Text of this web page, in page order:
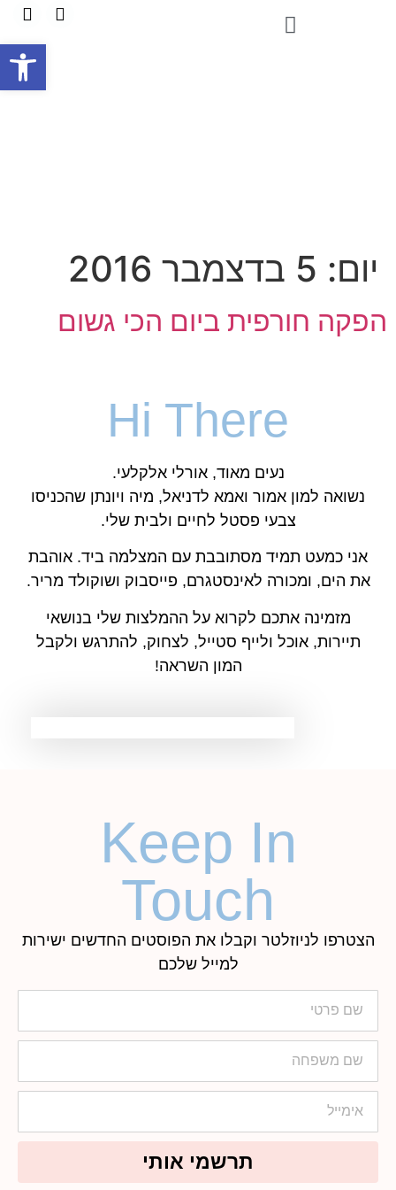
יום: 5 בדצמבר 2016
הפקה חורפית ביום הכי גשום
Hi There
נעים מאוד, אורלי אלקלעי.
נשואה למון אמור ואמא לדניאל, מיה ויונתן שהכניסו
צבעי פסטל לחיים ולבית שלי.
אני כמעט תמיד מסתובבת עם המצלמה ביד. אוהבת
את הים, ומכורה לאינסטגרם, פייסבוק ושוקולד מריר.
מזמינה אתכם לקרוא על ההמלצות שלי בנושאי
תיירות, אוכל ולייף סטייל, לצחוק, להתרגש ולקבל
המון השראה!
Keep In
Touch
הצטרפו לניוזלטר וקבלו את הפוסטים החדשים ישירות
למייל שלכם
תרשמי אותי